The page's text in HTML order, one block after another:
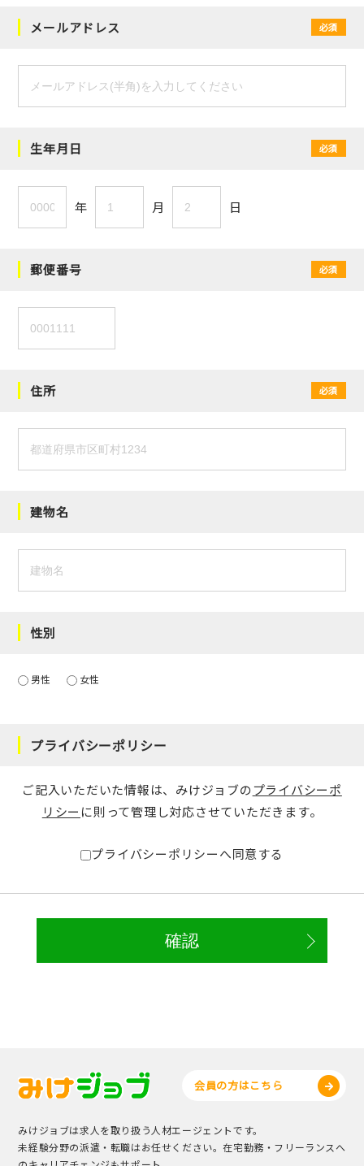
メールアドレス 必須
生年月日 必須
年 月 日
郵便番号 必須
住所 必須
建物名
性別
男性 女性
プライバシーポリシー
ご記入いただいた情報は、みけジョブのプライバシーポ
リシー に則って管理し対応させていただきます。
プライバシーポリシーへ同意する
会員の方はこちら
みけジョブは求人を取り扱う人材エージェントです。
未経験分野の派遣・転職はお任せください。在宅勤務・フリーランスへ